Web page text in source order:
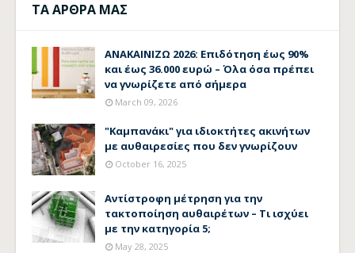
ΤΑ ΑΡΘΡΑ ΜΑΣ
ΑΝΑΚΑΙΝΙΖΩ 2026: Επιδότηση έως 90%
και έως 36.000 ευρώ – Όλα όσα πρέπει
να γνωρίζετε από σήμερα
March 09, 2026
"Καμπανάκι" για ιδιοκτήτες ακινήτων
με αυθαιρεσίες που δεν γνωρίζουν
October 16, 2025
Αντίστροφη μέτρηση για την
τακτοποίηση αυθαιρέτων – Τι ισχύει
με την κατηγορία 5;
May 28, 2025